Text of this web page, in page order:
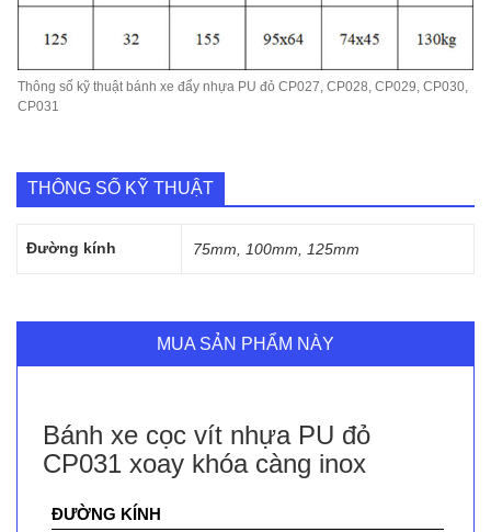
Thông số kỹ thuật bánh xe đẩy nhựa PU đỏ CP027, CP028, CP029, CP030,
CP031
THÔNG SỐ KỸ THUẬT
Đường kính 75mm, 100mm, 125mm
MUA SẢN PHẨM NÀY
Bánh xe cọc vít nhựa PU đỏ
CP031 xoay khóa càng inox
ĐƯỜNG KÍNH